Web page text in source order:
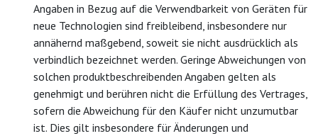
Angaben in Bezug auf die Verwendbarkeit von Geräten für
neue Technologien sind freibleibend, insbesondere nur
annähernd maßgebend, soweit sie nicht ausdrücklich als
verbindlich bezeichnet werden. Geringe Abweichungen von
solchen produktbeschreibenden Angaben gelten als
genehmigt und berühren nicht die Erfüllung des Vertrages,
sofern die Abweichung für den Käufer nicht unzumutbar
ist. Dies gilt insbesondere für Änderungen und